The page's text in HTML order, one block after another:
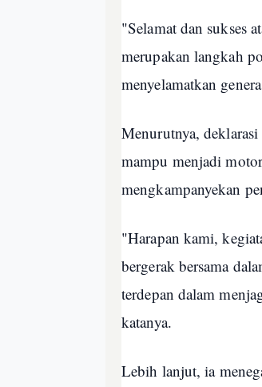
"Selamat dan sukses
merupakan langkah
menyelamatkan
Menurutnya,
mampu menjadi
mengkampanyekan
"Harapan kami,
bergerak bersama
terdepan dalam
katanya.
Lebih lanjut, ia